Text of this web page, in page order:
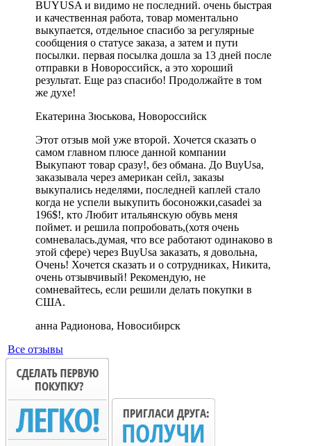
BUYUSA и видимо не последний. очень быстрая
и качественная работа, товар моментально
выкупается, отдельное спасибо за регулярные
сообщения о статусе заказа, а затем и пути
посылки. первая посылка дошла за 13 дней после
отправки в Новороссийск, а это хороший
результат. Еще раз спасибо! Продолжайте в том
же духе!
Екатерина Зюськова, Новороссийск
Этот отзыв мой уже второй. Хочется сказать о
самом главном плюсе данной компании
Выкупают товар сразу!, без обмана. До BuyUsa,
заказывала через американ сейл, заказы
выкупались неделями, последней каплей стало
когда не успели выкупить босоножки,casadei за
196$!, кто Любит итальянскую обувь меня
поймет. и решила попробовать,(хотя очень
сомневалась.думая, что все работают одинаково в
этой сфере) через BuyUsa заказать, я довольна,
Очень! Хочется сказать и о сотрудниках, Никита,
очень отзывчивый! Рекомендую, не
сомневайтесь, если решили делать покупки в
США.
анна Радионова, Новосибирск
Все отзывы